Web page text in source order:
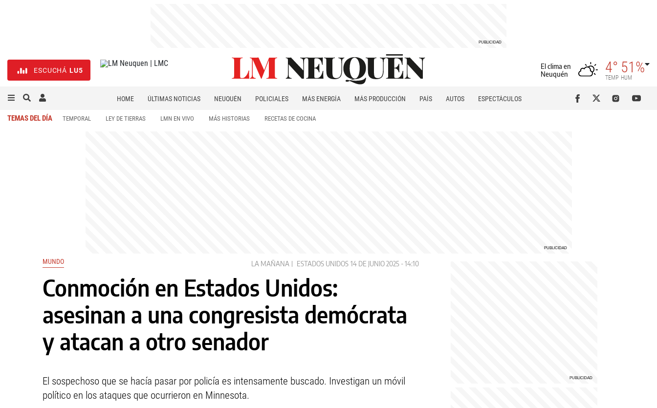
ESCUCHÁ LU5
El clima en
Neuquén
4°
TEMP
51%
HUM
HOME ÚLTIMAS NOTICIAS NEUQUÉN POLICIALES MÁS ENERGÍA MÁS PRODUCCIÓN PAÍS AUTOS
ESPECTÁCULOS
TEMAS DEL DÍA TEMPORAL LEY DE TIERRAS LMN EN VIVO MÁS HISTORIAS RECETAS DE COCINA
MUNDO LA MAÑANA ESTADOS UNIDOS 14 DE JUNIO 2025 - 14:10
Conmoción en Estados Unidos:
asesinan a una congresista demócrata
y atacan a otro senador
El sospechoso que se hacía pasar por policía es intensamente buscado. Investigan un móvil
político en los ataques que ocurrieron en Minnesota.